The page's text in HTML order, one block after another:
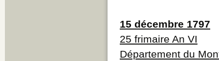
15 décembre 1797
25 frimaire An VI
Département du